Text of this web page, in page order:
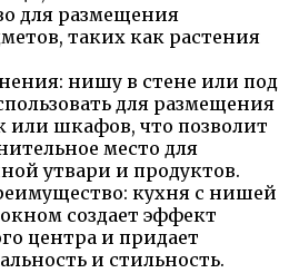
для размещения
таких как растения
нишу в стене или под
для размещения
или шкафов, что позволит
место для
утвари и продуктов.
кухня с нишей
создает эффект
центра и придает
и стильность.